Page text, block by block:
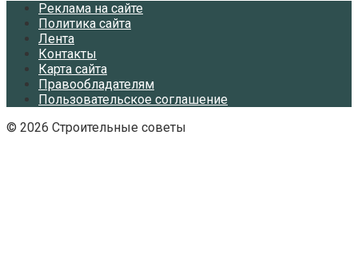
Реклама на сайте
Политика сайта
Лента
Контакты
Карта сайта
Правообладателям
Пользовательское соглашение
© 2026 Строительные советы